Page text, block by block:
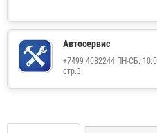
Автосервис
+7499 4082244 ПН-СБ:
стр.3